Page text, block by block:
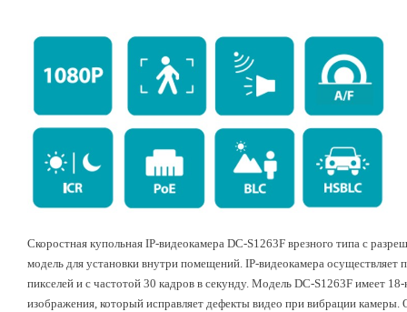
Скоростная купольная IP-видеокамера DC-S1263F врезного типа с
модель для установки внутри помещений. IP-видеокамера
пикселей и с частотой 30 кадров в секунду. Модель DC-S1263F имеет
изображения, который исправляет дефекты видео при вибрации